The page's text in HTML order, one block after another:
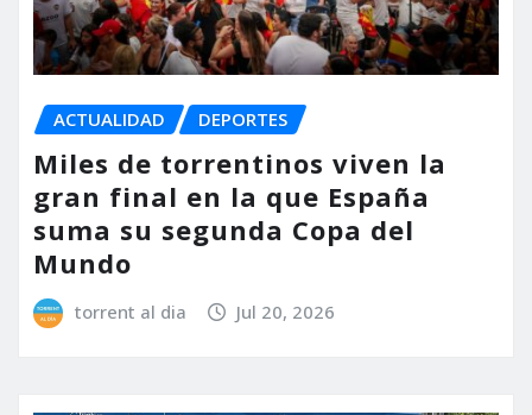
ACTUALIDAD DEPORTES
Miles de torrentinos viven la
gran final en la que España
suma su segunda Copa del
Mundo
torrent al dia Jul 20, 2026